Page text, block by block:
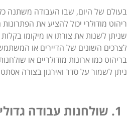
בעולם של היום, שבו העבודה משתנה
ריהוט מודולרי יכול להציע את
שניתן לשנות את צורתו או מיקומו
לצרכים השונים של הדיירים או
בריהוט כמו ארונות מודולריים או
ניתן לשמור על סדר ואירגון בצורה
1. שולחנות עבודה גדולים ומודולריים